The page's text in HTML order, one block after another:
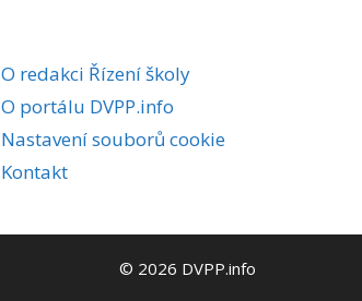
O redakci Řízení školy
O portálu DVPP.info
Nastavení souborů cookie
Kontakt
© 2026 DVPP.info